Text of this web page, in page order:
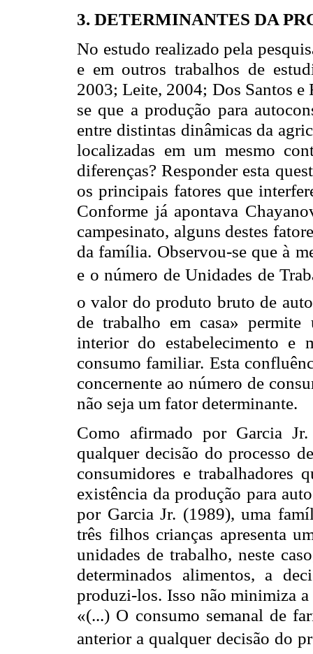
3. DETERMINANTES DA
No estudo realizado pela
e em outros trabalhos de
2003; Leite, 2004; Dos Santos e
se que a produção para
entre distintas dinâmicas da
localizadas em um mesmo
diferenças? Responder esta
os principais fatores que
Conforme já apontava
campesinato, alguns destes
da família. Observou-se que à
e o número de Unidades de
o valor do produto bruto de
de trabalho em casa»
interior do estabelecimento e
consumo familiar. Esta
concernente ao número de
não seja um fator determinante.
Como afirmado por Garcia
qualquer decisão do processo
consumidores e trabalhadores
existência da produção para
por Garcia Jr. (1989), uma
três filhos crianças apresenta
unidades de trabalho, neste
determinados alimentos, a
produzi-los. Isso não minimiza
«(...) O consumo semanal de
anterior a qualquer decisão do